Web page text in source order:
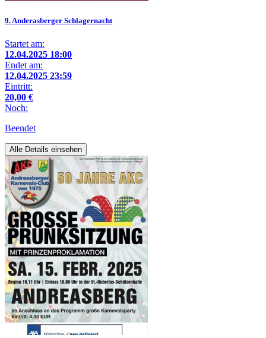
9. Anderasberger Schlagernacht
Startet am:
12.04.2025 18:00
Endet am:
12.04.2025 23:59
Eintritt:
20,00 €
Noch:
Beendet
Alle Details einsehen